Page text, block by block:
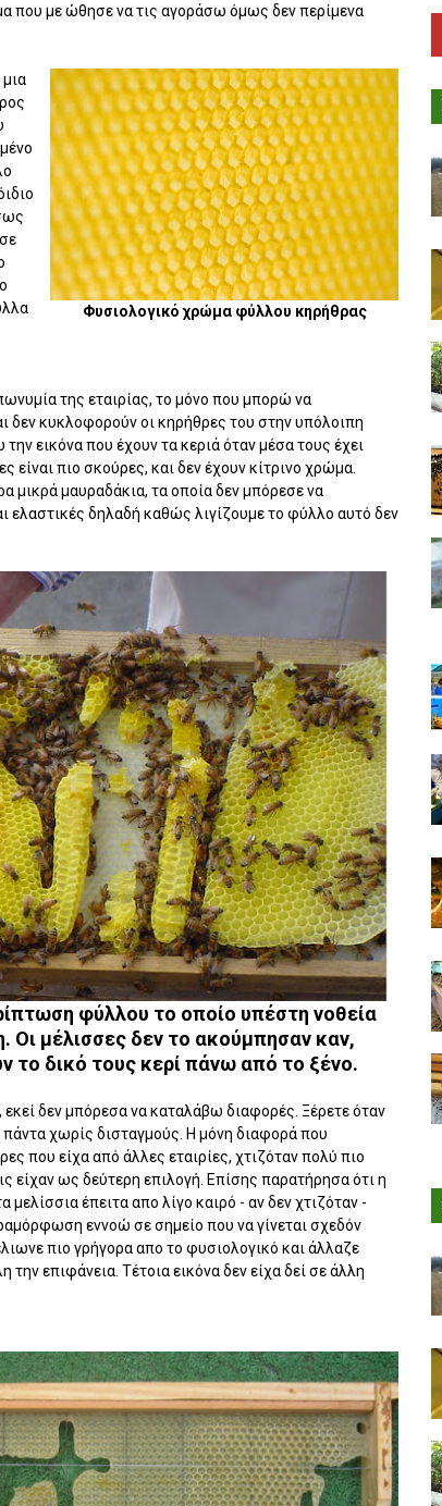
που με ώθησε να τις αγοράσω όμως δεν περίμενα
Φυσιολογικό χρώμα φύλλου κηρήθρας
της εταιρίας, το μόνο που μπορώ να
δεν κυκλοφορούν οι κηρήθρες του στην υπόλοιπη
εικόνα που έχουν τα κεριά όταν μέσα τους έχει
είναι πιο σκούρες, και δεν έχουν κίτρινο χρώμα.
μικρά μαυραδάκια, τα οποία δεν μπόρεσε να
ελαστικές δηλαδή καθώς λιγίζουμε το φύλλο αυτό δεν
φύλλου το οποίο υπέστη νοθεία
Οι μέλισσες δεν το ακούμπησαν καν,
το δικό τους κερί πάνω από το ξένο.
δεν μπόρεσα να καταλάβω διαφορές. Ξέρετε όταν
πάντα χωρίς δισταγμούς. Η μόνη διαφορά που
που είχα από άλλες εταιρίες, χτιζόταν πολύ πιο
είχαν ως δεύτερη επιλογή. Επίσης παρατήρησα ότι η
έπειτα απο λίγο καιρό - αν δεν χτιζόταν -
εννοώ σε σημείο που να γίνεται σχεδόν
πιο γρήγορα απο το φυσιολογικό και άλλαζε
επιφάνεια. Τέτοια εικόνα δεν είχα δεί σε άλλη